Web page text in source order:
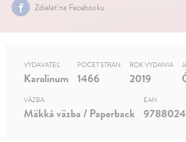
Zdielať na Facebooku
VYDAVATEĽ
Karolinum
POČET STRÁN
1466
ROK VYDANIA
2019
VÄZBA
Mäkká väzba / Paperback
EAN